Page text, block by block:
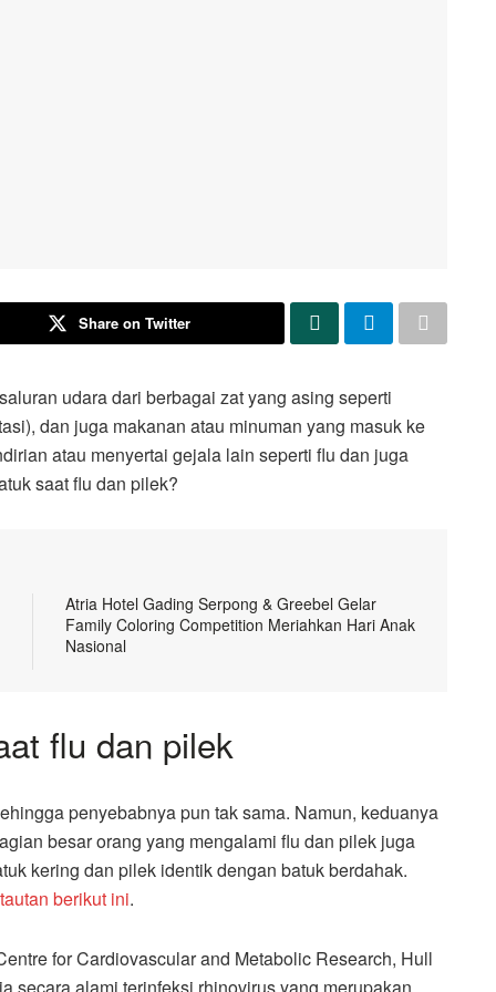
Share on Twitter
udara dari berbagai zat yang asing seperti
dan juga makanan atau minuman yang masuk ke
atau menyertai gejala lain seperti flu dan juga
saat flu dan pilek?
Atria Hotel Gading Serpong & Greebel Gelar
Family Coloring Competition Meriahkan Hari Anak
Nasional
flu dan pilek
penyebabnya pun tak sama. Namun, keduanya
besar orang yang mengalami flu dan pilek juga
kering dan pilek identik dengan batuk berdahak.
tautan berikut ini.
for Cardiovascular and Metabolic Research, Hull
secara alami terinfeksi rhinovirus yang merupakan